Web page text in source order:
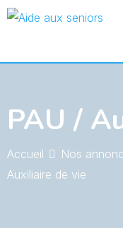
Skip
PAU /
Accueil Nos
Auxiliaire de vie